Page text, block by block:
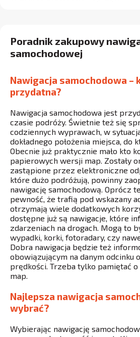
Poradnik zakupowy
samochodowej
Nawigacja samochodowa –
przydatna?
Nawigacja samochodowa jest
czasie podróży. Świetnie też się
codziennych wyprawach, w
dokładnego położenia miejsca, do
Obecnie już praktycznie mało kto
papierowych wersji map. Zostały
zastąpione przez elektroniczne
które dużo podróżują, powinny
nawigację samochodową. Oprócz
pewność, że trafią pod wskazany
otrzymają wiele dodatkowych
dostępne już są nawigacje, które
zdarzeniach na drogach. Mogą to
wypadki, korki, fotoradary, czy
Dobra nawigacja będzie też
obowiązującym na danym odcinku
prędkości. Trzeba tylko pamiętać
map.
Najlepsza nawigacja
wybrać?
Wybierając nawigację